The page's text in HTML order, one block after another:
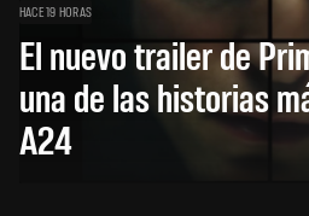
HACE 19 HORAS
El nuevo trailer de
una de las historias
A24